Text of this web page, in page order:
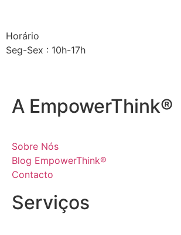
Horário
Seg-Sex : 10h-17h
A EmpowerThink®
Sobre Nós
Blog EmpowerThink®
Contacto
Serviços